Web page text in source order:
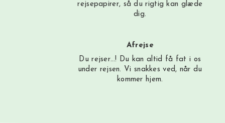
rejsepapirer, så du rigtig kan glæde
dig.
Afrejse
Du rejser…! Du kan altid få fat i os
under rejsen. Vi snakkes ved, når du
kommer hjem.